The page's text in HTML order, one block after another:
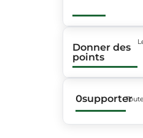
Donner des
points
0supporter